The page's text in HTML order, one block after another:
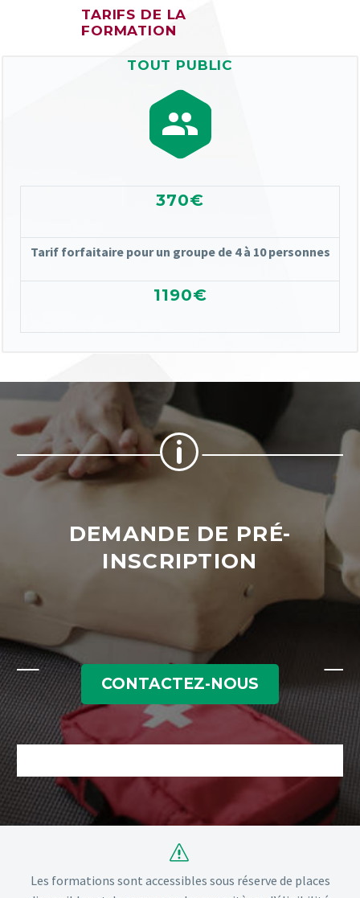
TARIFS DE LA
FORMATION
TOUT PUBLIC


370€
Tarif forfaitaire pour un groupe de 4 à 10 personnes
1190€
p
p
DEMANDE DE PRÉ-
INSCRIPTION
CONTACTEZ-NOUS
s
s
Les formations sont accessibles sous réserve de places